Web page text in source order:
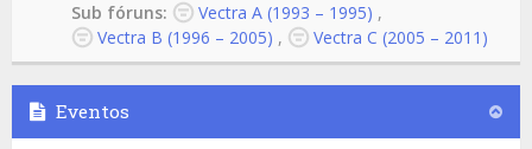
Sub fóruns:
Vectra A (1993 – 1995) ,
Vectra B (1996 – 2005) , Vectra C (2005 – 2011)
Eventos